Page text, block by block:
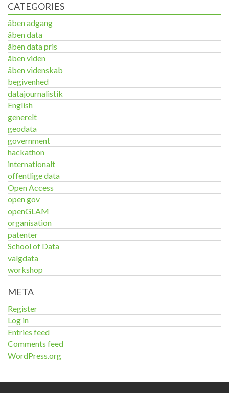
CATEGORIES
åben adgang
åben data
åben data pris
åben viden
åben videnskab
begivenhed
datajournalistik
English
generelt
geodata
government
hackathon
internationalt
offentlige data
Open Access
open gov
openGLAM
organisation
patenter
School of Data
valgdata
workshop
META
Register
Log in
Entries feed
Comments feed
WordPress.org